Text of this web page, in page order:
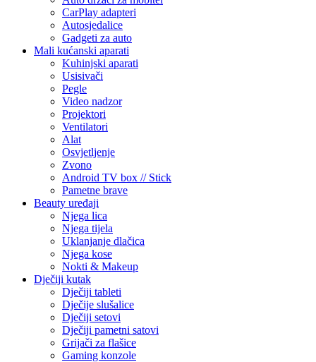
CarPlay adapteri
Autosjedalice
Gadgeti za auto
Mali kućanski aparati
Kuhinjski aparati
Usisivači
Pegle
Video nadzor
Projektori
Ventilatori
Alat
Osvjetljenje
Zvono
Android TV box // Stick
Pametne brave
Beauty uređaji
Njega lica
Njega tijela
Uklanjanje dlačica
Njega kose
Nokti & Makeup
Dječiji kutak
Dječiji tableti
Dječije slušalice
Dječiji setovi
Dječiji pametni satovi
Grijači za flašice
Gaming konzole